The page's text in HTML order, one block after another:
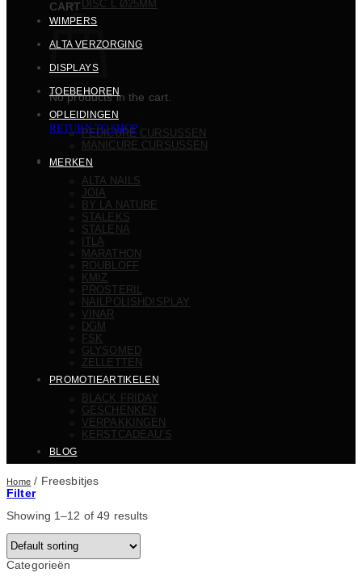
CART
No products in the cart.
RETURN TO SHOP
DISC L Ø25MM
WIMPERS
ALTA VERZORGING
DISPLAYS
TOEBEHOREN
OPLEIDINGEN
PEDICURE CURSUSSEN
MANICURE CURSUSSEN
MERKEN
ALTA NAILS
JOIA
BY LA NATURE
STALEKS
STALENA
ITLA
MARATHON
ROUBLOFF
KMIZ
PROSTERIL
NAILPOLISHDISPLAY
VINAR
DGM
FSK
GLYSOMED
ZELLETTEN
PROMOTIEARTIKELEN
BLACK FRIDAY
GESCHENKEN
VERPAKKINGEN
KERSTCADEAU’S
BLOG
Home / Freesbitjes
Filter
Showing 1–12 of 49 results
Categorieën